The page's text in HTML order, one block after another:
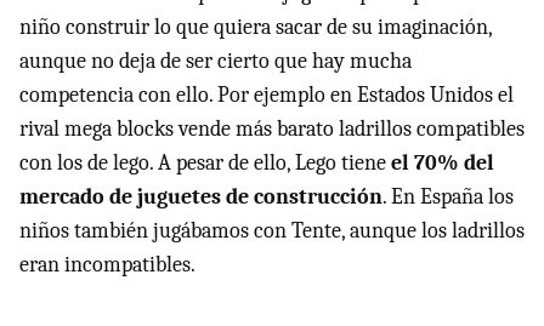
niño construir lo que quiera sacar de su imaginación,
aunque no deja de ser cierto que hay mucha
competencia con ello. Por ejemplo en Estados Unidos el
rival mega blocks vende más barato ladrillos compatibles
con los de lego. A pesar de ello, Lego tieneel 70% del
mercado de juguetes de construcción. En España los
niños también jugábamos con Tente, aunque los ladrillos
eran incompatibles.